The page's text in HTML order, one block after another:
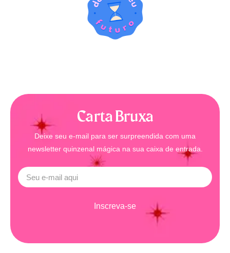
Carta Bruxa
Deixe seu e-mail para ser surpreendida com uma
newsletter quinzenal mágica na sua caixa de entrada.
Inscreva-se